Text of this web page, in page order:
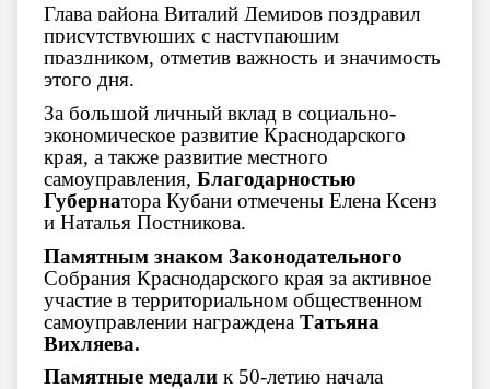
Глава района Виталий Демиров поздравил
присутствующих с наступающим
праздником, отметив важность и значимость
этого дня.
За большой личный вклад в социально-
экономическое развитие Краснодарского
края, а также развитие местного
самоуправления, Благодарностью
Губернатора Кубани отмечены Елена Ксенз
и Наталья Постникова.
Памятным знаком Законодательного
Собрания Краснодарского края за активное
участие в территориальном общественном
самоуправлении награждена Татьяна
Вихляева.
Памятные медали к 50-летию начала